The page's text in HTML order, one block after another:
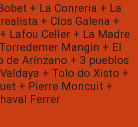
+ La Conreria + La
+ Clos Galena +
Lafou Celler + La Madre
Mangin + El
de Arínzano + 3 pueblos
+ Tolo do Xisto +
+ Pierre Moncuit +
Ferrer